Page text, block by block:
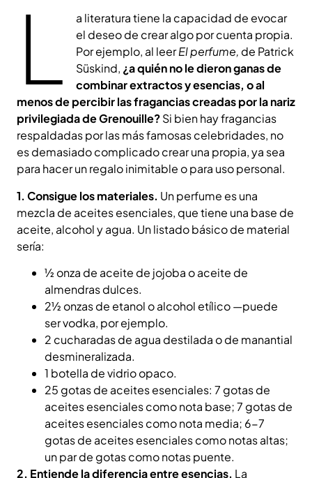
L
a literatura tiene la capacidad de evocar
el deseo de crear algo por cuenta propia.
Por ejemplo, al leerEl perfume, de Patrick
Süskind, ¿a quién no le dieron ganas de
combinar extractos y esencias, o al
menos de percibir las fragancias creadas por la nariz
privilegiada de Grenouille?Si bien hay fragancias
respaldadas por las más famosas celebridades, no
es demasiado complicado crear una propia, ya sea
para hacer un regalo inimitable o para uso personal.
1. Consigue los materiales. Un perfume es una
mezcla de aceites esenciales, que tiene una base de
aceite, alcohol y agua. Un listado básico de material
sería:
½ onza de aceite de jojoba o aceite de
almendras dulces.
2½ onzas de etanol o alcohol etílico —puede
ser vodka, por ejemplo.
2 cucharadas de agua destilada o de manantial
desmineralizada.
1 botella de vidrio opaco.
25 gotas de aceites esenciales: 7 gotas de
aceites esenciales como nota base; 7 gotas de
aceites esenciales como nota media; 6-7
gotas de aceites esenciales como notas altas;
un par de gotas como notas puente.
2. Entiende la diferencia entre esencias. La